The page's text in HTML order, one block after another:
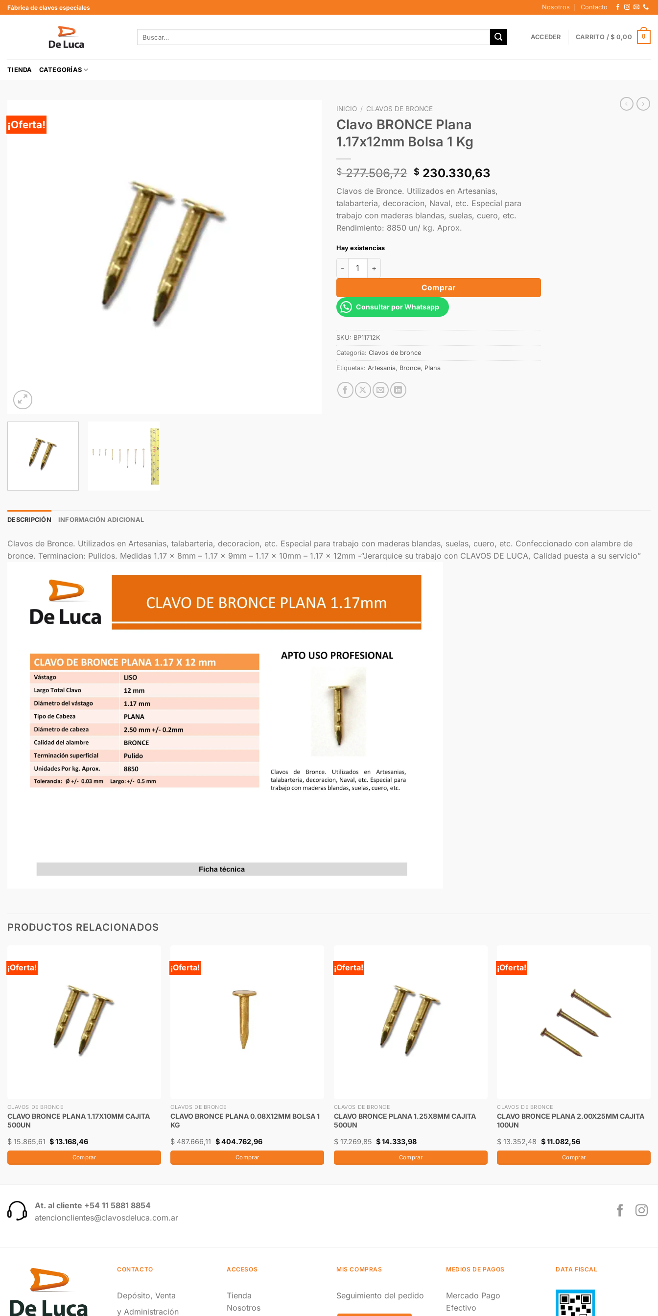
Fábrica de clavos especiales Nosotros Contacto
ACCEDER CARRITO /$ 0,00 0
TIENDA CATEGORÍAS
¡Oferta!
INICIO / CLAVOS DE BRONCE
Clavo BRONCE Plana
1.17x12mm Bolsa 1 Kg
$277.506,72 $ 230.330,63
Clavos de Bronce. Utilizados en Artesanias,
talabarteria, decoracion, Naval, etc. Especial para
trabajo con maderas blandas, suelas, cuero, etc.
Rendimiento: 8850 un/ kg. Aprox.
Hay existencias
Comprar
Consultar por Whatsapp
SKU: BP11712K
Categoría: Clavos de bronce
Etiquetas: Artesanía, Bronce, Plana
DESCRIPCIÓN INFORMACIÓN ADICIONAL
Clavos de Bronce. Utilizados en Artesanias, talabarteria, decoracion, etc. Especial para trabajo con maderas blandas, suelas, cuero, etc. Confeccionado con alambre de
bronce. Terminacion: Pulidos. Medidas 1.17 x 8mm – 1.17 x 9mm – 1.17 x 10mm – 1.17 x 12mm -“Jerarquice su trabajo con CLAVOS DE LUCA, Calidad puesta a su servicio”
PRODUCTOS RELACIONADOS
¡Oferta!
CLAVOS DE BRONCE
CLAVO BRONCE PLANA 1.17X10MM CAJITA
500UN
$15.865,61 $13.168,46
Comprar
¡Oferta!
CLAVOS DE BRONCE
CLAVO BRONCE PLANA 0.08X12MM BOLSA 1
KG
$487.666,11 $404.762,96
Comprar
¡Oferta!
CLAVOS DE BRONCE
CLAVO BRONCE PLANA 1.25X8MM CAJITA
500UN
$17.269,85 $14.333,98
Comprar
¡Oferta!
CLAVOS DE BRONCE
CLAVO BRONCE PLANA 2.00X25MM CAJITA
100UN
$13.352,48 $11.082,56
Comprar
At. al cliente +54 11 5881 8854
atencionclientes@clavosdeluca.com.ar
CONTACTO
Depósito, Venta
y Administración
ACCESOS
Tienda
Nosotros
MIS COMPRAS
Seguimiento del pedido
MEDIOS DE PAGOS
Mercado Pago
Efectivo
DATA FISCAL